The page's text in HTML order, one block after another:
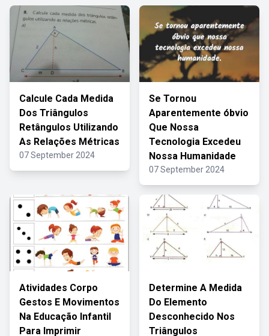
Calcule Cada Medida
Dos Triângulos
Retângulos Utilizando
As Relações Métricas
07 September 2024
Se Tornou
Aparentemente óbvio
Que Nossa
Tecnologia Excedeu
Nossa Humanidade
07 September 2024
Atividades Corpo
Gestos E Movimentos
Na Educação Infantil
Para Imprimir
Determine A Medida
Do Elemento
Desconhecido Nos
Triângulos